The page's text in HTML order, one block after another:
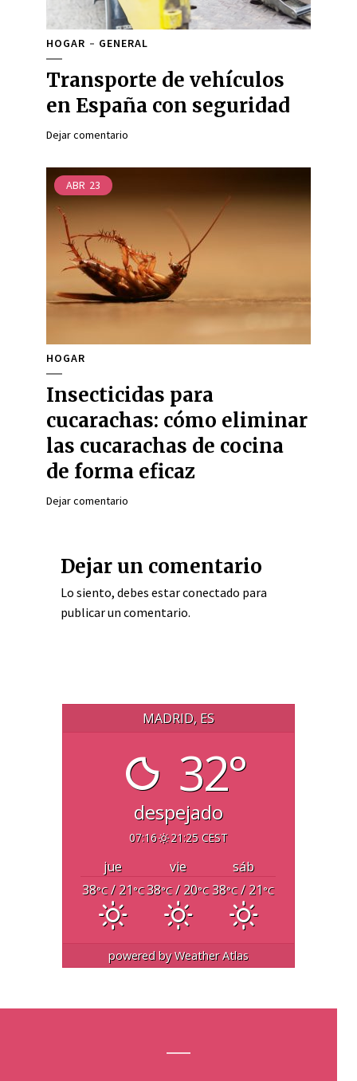
HOGAR GENERAL
Transporte de vehículos
en España con seguridad
Dejar comentario
ABR 23
HOGAR
Insecticidas para
cucarachas: cómo eliminar
las cucarachas de cocina
de forma eficaz
Dejar comentario
Dejar un comentario
Lo siento, debes estarconectado para
publicar un comentario.
MADRID, ES
32°
despejado
07:16 21:25 CEST
jue vie
sáb
38°C/ 21°C38°C/ 20°C 38°C/ 21°C
powered byWeather Atlas